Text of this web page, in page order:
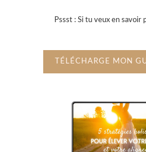
Pssst : Si tu veux en savoir
TÉLÉCHARGE MON